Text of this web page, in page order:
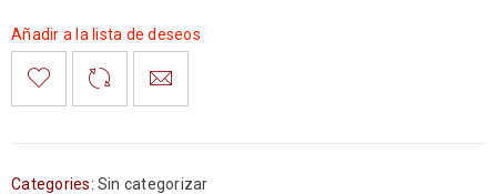
Añadir a la lista de deseos
Categories: Sin categorizar